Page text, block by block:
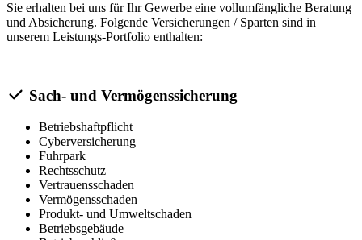
Sie erhalten bei uns für Ihr Gewerbe eine vollumfängliche Beratung
und Absicherung. Folgende Versicherungen / Sparten sind in
unserem Leistungs-Portfolio enthalten:
Sach- und Vermögenssicherung
Betriebshaftpflicht
Cyberversicherung
Fuhrpark
Rechtsschutz
Vertrauensschaden
Vermögensschaden
Produkt- und Umweltschaden
Betriebsgebäude